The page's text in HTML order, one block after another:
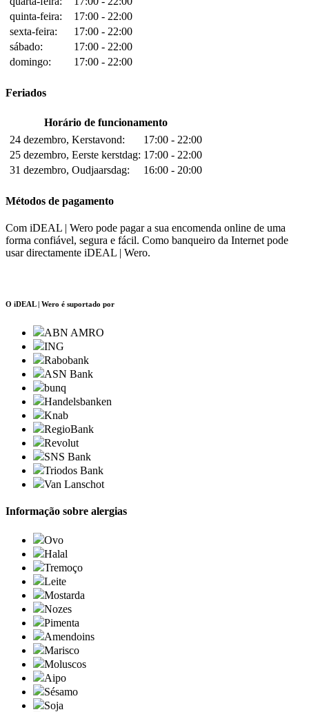
quinta-feira:
17:00 - 22:00
sexta-feira:
17:00 - 22:00
sábado:
17:00 - 22:00
domingo:
17:00 - 22:00
Feriados
Horário de funcionamento
24 dezembro, Kerstavond:
17:00 - 22:00
25 dezembro, Eerste kerstdag: 17:00 - 22:00
31 dezembro, Oudjaarsdag:
16:00 - 20:00
Métodos de pagamento
Com iDEAL | Wero pode pagar a sua encomenda online de uma
forma confiável, segura e fácil. Como banqueiro da Internet pode
usar directamente iDEAL | Wero.
O iDEAL | Wero é suportado por
ABN AMRO
ING
Rabobank
ASN Bank
bunq
Handelsbanken
Knab
RegioBank
Revolut
SNS Bank
Triodos Bank
Van Lanschot
Informação sobre alergias
Ovo
Halal
Tremoço
Leite
Mostarda
Nozes
Pimenta
Amendoins
Marisco
Moluscos
Aipo
Sésamo
Soja